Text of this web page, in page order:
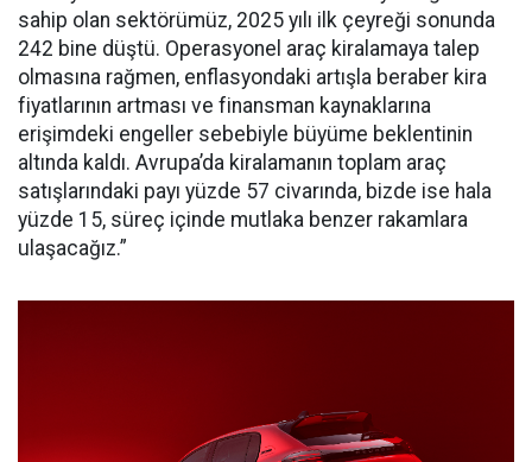
sahip olan sektörümüz, 2025 yılı ilk çeyreği sonunda
242 bine düştü. Operasyonel araç kiralamaya talep
olmasına rağmen, enflasyondaki artışla beraber kira
fiyatlarının artması ve finansman kaynaklarına
erişimdeki engeller sebebiyle büyüme beklentinin
altında kaldı. Avrupa’da kiralamanın toplam araç
satışlarındaki payı yüzde 57 civarında, bizde ise hala
yüzde 15, süreç içinde mutlaka benzer rakamlara
ulaşacağız.”